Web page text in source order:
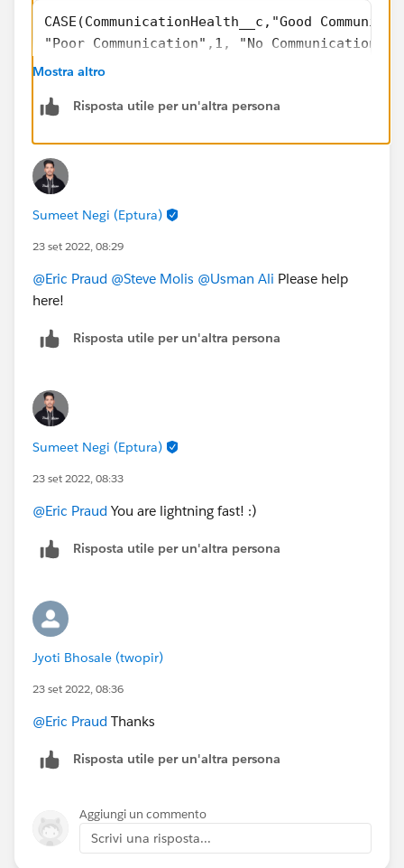
CASE(CommunicationHealth__c,"Good
"Poor Communication",1, "No
IF(DoWeHaveCorrectPhoneNumber__c,1,0)+
IF(DidWeMakeInitialContact__c,1,0)+
IF(WaitingOnInsurance__c,1,0)+
CASE(InterestedInService__c,"Very
"Somewhat Interested",1, "Not Interested",-
Make sure you use the right API names for fields and
picklist values (not labels)
Mostra altro
Risposta utile per un'altra persona
Sumeet Negi (Eptura)
23 set 2022, 08:29
@Eric Praud @Steve Molis @Usman Ali Please help
here!
Risposta utile per un'altra persona
Sumeet Negi (Eptura)
23 set 2022, 08:33
@Eric Praud You are lightning fast! :)
Risposta utile per un'altra persona
Jyoti Bhosale (twopir)
23 set 2022, 08:36
@Eric Praud Thanks
Risposta utile per un'altra persona
Aggiungi un commento
Scrivi una risposta...